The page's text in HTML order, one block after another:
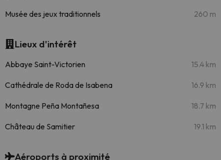
Musée des jeux traditionnels 260 m
Lieux d'intérêt
Abbaye Saint-Victorien 15.4 km
Cathédrale de Roda de Isabena 16.9 km
Montagne Peña Montañesa 18.7 km
Château de Samitier 19.1 km
Aéroports à proximité